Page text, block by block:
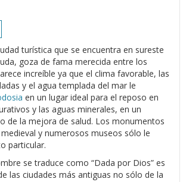
turística que se encuentra en sureste
goza de fama merecida entre los
increíble ya que el clima favorable, las
y el agua templada del mar le
en un lugar ideal para el reposo en
y las aguas minerales, en un
de la mejora de salud. Los monumentos
y numerosos museos sólo le
particular.
se traduce como “Dada por Dios” es
las ciudades más antiguas no sólo de la